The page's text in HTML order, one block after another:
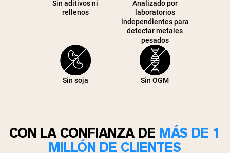
Sin aditivos ni
rellenos
Analizado por
laboratorios
independientes para
detectar metales
pesados
Sin soja Sin OGM
CON LA CONFIANZA DE MÁS DE 1
MILLÓN DE CLIENTES